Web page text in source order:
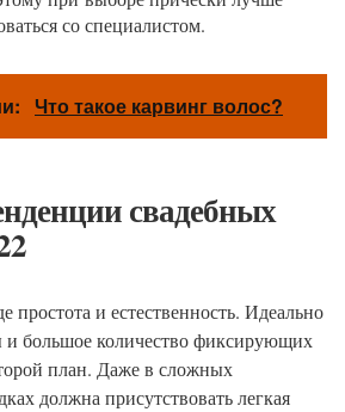
со специалистом.
Что такое карвинг волос?
свадебных
простота и естественность. Идеально
большое количество фиксирующих
план. Даже в сложных
должна присутствовать легкая